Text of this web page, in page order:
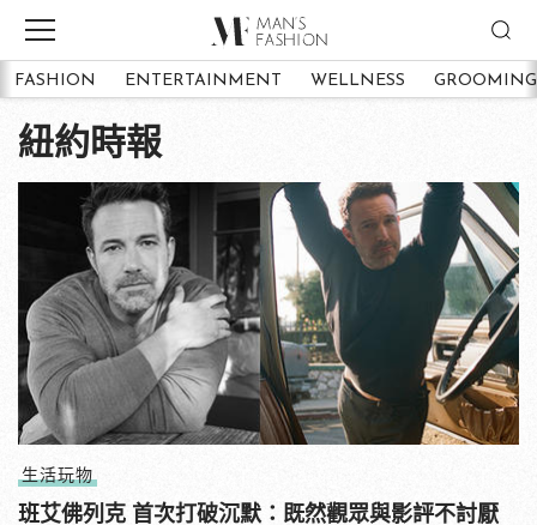
FASHION ENTERTAINMENT WELLNESS GROOMING
紐約時報
生活玩物
班艾佛列克 首次打破沉默：既然觀眾與影評不討厭